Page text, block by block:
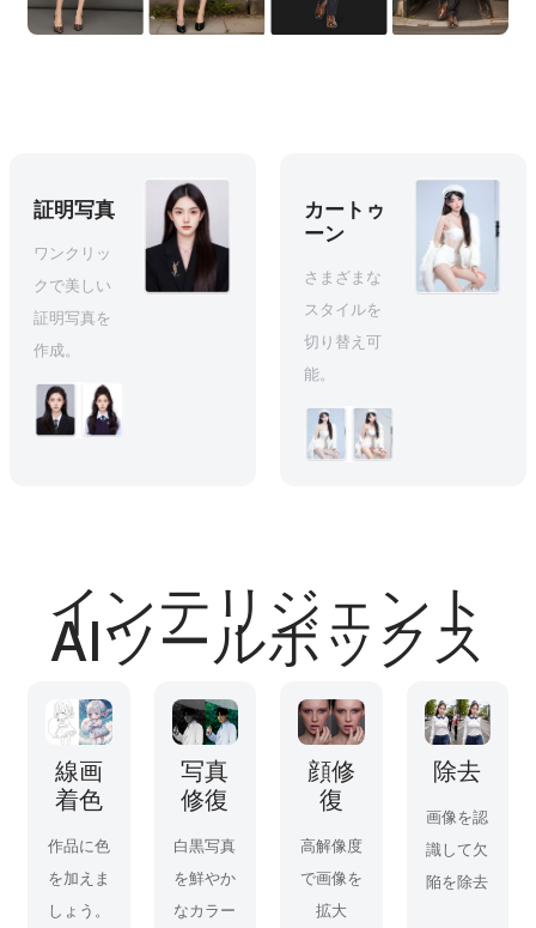
証明写真
ワンクリッ
クで美しい
証明写真を
作成。
カートゥ
ーン
さまざまな
スタイルを
切り替え可
能。
インテリジェント
AIツールボックス
線画
着色
作品に色
を加えま
しょう。
写真
修復
白黒写真
を鮮やか
なカラー
顔修
復
高解像度
で画像を
拡大
除去
画像を認
識して欠
陥を除去